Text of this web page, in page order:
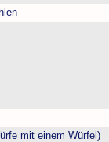
mit einem Würfel)